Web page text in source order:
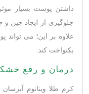
داشتن پوست بسیار
جلوگیری از ایجاد
علاوه بر این؛ می
یکنواخت کند.
درمان و رفع
کرم طلا ویتانوم